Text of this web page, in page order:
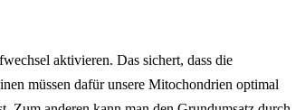
aktivieren. Das sichert, dass die
müssen dafür unsere Mitochondrien optimal